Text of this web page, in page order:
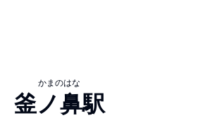
かまのはな
釜ノ鼻駅